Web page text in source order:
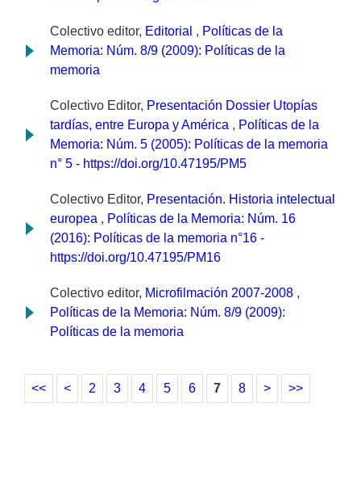
Colectivo editor, Editorial , Políticas de la
Memoria: Núm. 8/9 (2009): Políticas de la
memoria
Colectivo Editor, Presentación Dossier Utopías
tardías, entre Europa y América , Políticas de la
Memoria: Núm. 5 (2005): Políticas de la memoria
n° 5 - https://doi.org/10.47195/PM5
Colectivo Editor, Presentación. Historia intelectual
europea , Políticas de la Memoria: Núm. 16
(2016): Políticas de la memoria n°16 -
https://doi.org/10.47195/PM16
Colectivo editor, Microfilmación 2007-2008 ,
Políticas de la Memoria: Núm. 8/9 (2009):
Políticas de la memoria
<< < 2 3 4 5 6 7 8 > >>